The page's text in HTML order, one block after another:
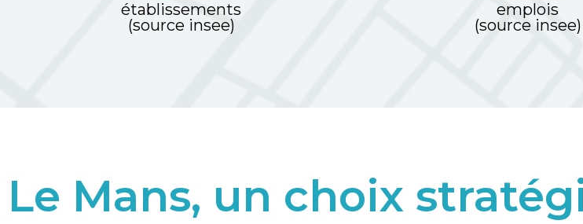
établissements
(source insee)
emplois
(source insee)
Le Mans, un choix